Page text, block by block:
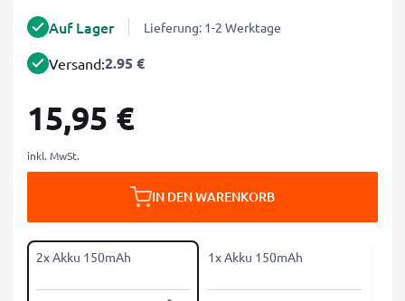
Auf Lager Lieferung: 1-2 Werktage
Versand:2.95 €
15,95 €
inkl. MwSt.
IN DEN WARENKORB
2x Akku 150mAh 1x Akku 150mAh